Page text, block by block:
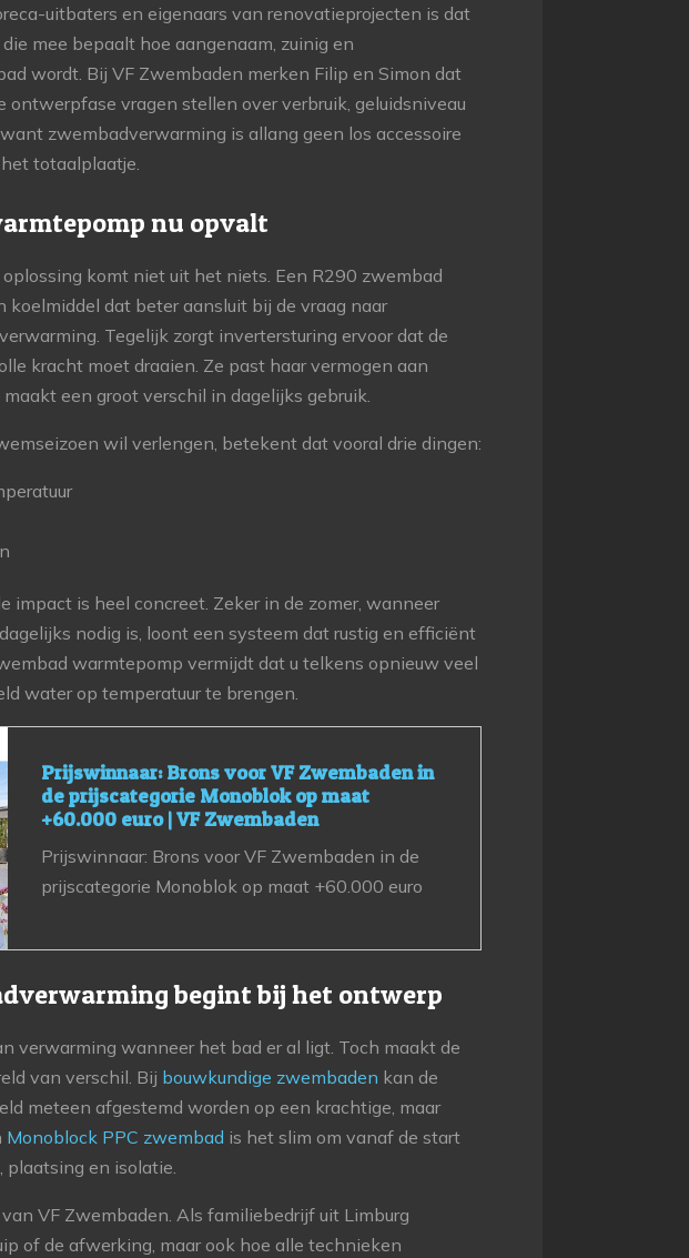
uitbaters en eigenaars van renovatieprojecten is dat
mee bepaalt hoe aangenaam, zuinig en
wordt. Bij VF Zwembaden merken Filip en Simon dat
ontwerpfase vragen stellen over verbruik, geluidsniveau
zwembadverwarming is allang geen los accessoire
totaalplaatje.
nu opvalt
komt niet uit het niets. Een R290 zwembad
dat beter aansluit bij de vraag naar
Tegelijk zorgt invertersturing ervoor dat de
kracht moet draaien. Ze past haar vermogen aan
een groot verschil in dagelijks gebruik.
wil verlengen, betekent dat vooral drie dingen:
impact is heel concreet. Zeker in de zomer, wanneer
nodig is, loont een systeem dat rustig en efficiënt
warmtepomp vermijdt dat u telkens opnieuw veel
water op temperatuur te brengen.
Prijswinnaar: Brons voor VF Zwembaden in
de prijscategorie Monoblok op maat
+60.000 euro | VF Zwembaden
Prijswinnaar: Brons voor VF Zwembaden in de
prijscategorie Monoblok op maat +60.000 euro
begint bij het ontwerp
verwarming wanneer het bad er al ligt. Toch maakt de
van verschil. Bij bouwkundige zwembaden kan de
meteen afgestemd worden op een krachtige, maar
Monoblock PPC zwembad is het slim om vanaf de start
plaatsing en isolatie.
VF Zwembaden. Als familiebedrijf uit Limburg
of de afwerking, maar ook hoe alle technieken